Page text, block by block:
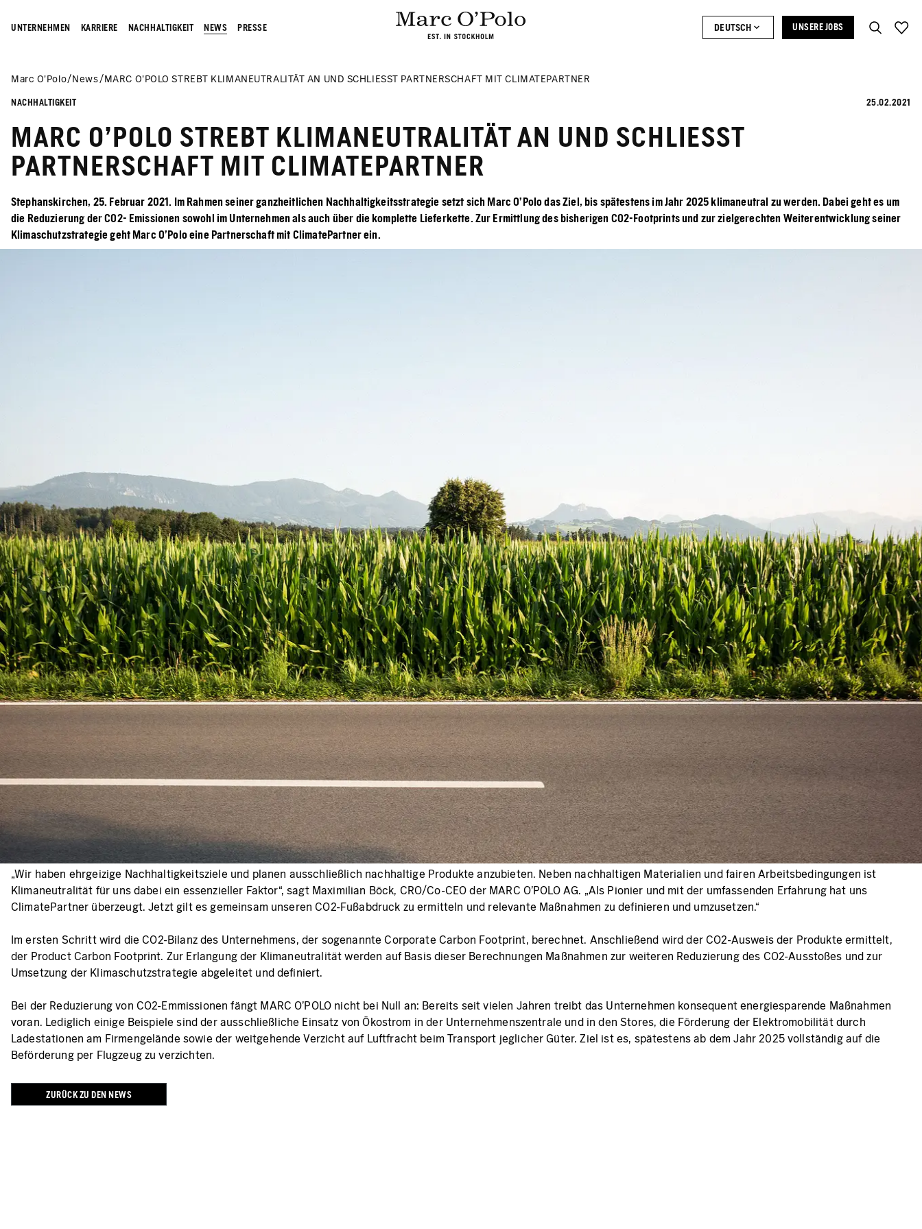
UNTERNEHMEN KARRIERE NACHHALTIGKEIT NEWS PRESSE DEUTSCH UNSERE JOBS
Marc O’Polo News MARC O’POLO STREBT KLIMANEUTRALITÄT AN UND SCHLIESST PARTNERSCHAFT MIT CLIMATEPARTNER
NACHHALTIGKEIT 25.02.2021
MARC O’POLO STREBT KLIMANEUTRALITÄT AN UND SCHLIESST
PARTNERSCHAFT MIT CLIMATEPARTNER
Stephanskirchen, 25. Februar 2021. Im Rahmen seiner ganzheitlichen Nachhaltigkeitsstrategie setzt sich Marc O’Polo das Ziel, bis spätestens im Jahr 2025 klimaneutral zu werden. Dabei geht es um
die Reduzierung der CO2- Emissionen sowohl im Unternehmen als auch über die komplette Lieferkette. Zur Ermittlung des bisherigen CO2-Footprints und zur zielgerechten Weiterentwicklung seiner
Klimaschutzstrategie geht Marc O’Polo eine Partnerschaft mit ClimatePartner ein.
„Wir haben ehrgeizige Nachhaltigkeitsziele und planen ausschließlich nachhaltige Produkte anzubieten. Neben nachhaltigen Materialien und fairen Arbeitsbedingungen ist
Klimaneutralität für uns dabei ein essenzieller Faktor“, sagt Maximilian Böck, CRO/Co-CEO der MARC O’POLO AG. „Als Pionier und mit der umfassenden Erfahrung hat uns
ClimatePartner überzeugt. Jetzt gilt es gemeinsam unseren CO2-Fußabdruck zu ermitteln und relevante Maßnahmen zu definieren und umzusetzen.“
Im ersten Schritt wird die CO2-Bilanz des Unternehmens, der sogenannte Corporate Carbon Footprint, berechnet. Anschließend wird der CO2-Ausweis der Produkte ermittelt,
der Product Carbon Footprint. Zur Erlangung der Klimaneutralität werden auf Basis dieser Berechnungen Maßnahmen zur weiteren Reduzierung des CO2-Ausstoßes und zur
Umsetzung der Klimaschutzstrategie abgeleitet und definiert.
Bei der Reduzierung von CO2-Emmissionen fängt MARC O’POLO nicht bei Null an: Bereits seit vielen Jahren treibt das Unternehmen konsequent energiesparende Maßnahmen
voran. Lediglich einige Beispiele sind der ausschließliche Einsatz von Ökostrom in der Unternehmenszentrale und in den Stores, die Förderung der Elektromobilität durch
Ladestationen am Firmengelände sowie der weitgehende Verzicht auf Luftfracht beim Transport jeglicher Güter. Ziel ist es, spätestens ab dem Jahr 2025 vollständig auf die
Beförderung per Flugzeug zu verzichten.
ZURÜCK ZU DEN NEWS